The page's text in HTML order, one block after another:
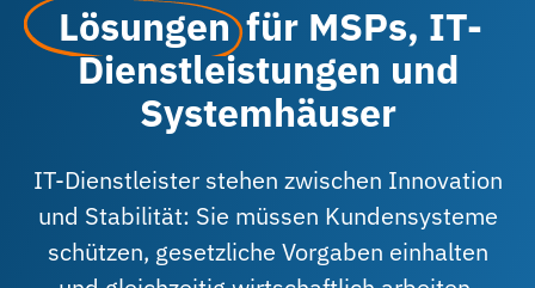
Lösungenfür MSPs, IT-
Dienstleistungen und
Systemhäuser
IT-Dienstleister stehen zwischen Innovation
und Stabilität: Sie müssen Kundensysteme
schützen, gesetzliche Vorgaben einhalten